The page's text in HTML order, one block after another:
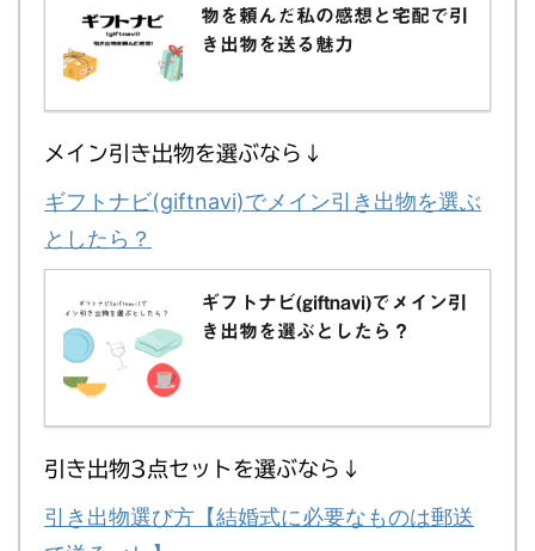
物を頼んだ私の感想と宅配で引
き出物を送る魅力
メイン引き出物を選ぶなら↓
ギフトナビ(giftnavi)でメイン引き出物を選ぶ
としたら？
ギフトナビ(giftnavi)でメイン引
き出物を選ぶとしたら？
引き出物3点セットを選ぶなら↓
引き出物選び方【結婚式に必要なものは郵送